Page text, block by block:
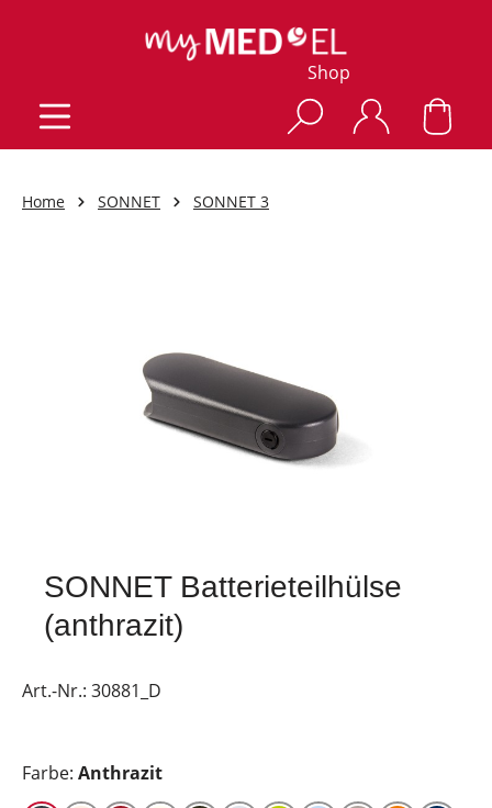
Shop
Home SONNET SONNET 3
SONNET Batterieteilhülse
(anthrazit)
Art.-Nr.: 30881_D
Farbe: Anthrazit